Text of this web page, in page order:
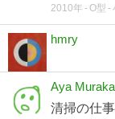
2010年 O型
hmry
Aya
清掃の仕